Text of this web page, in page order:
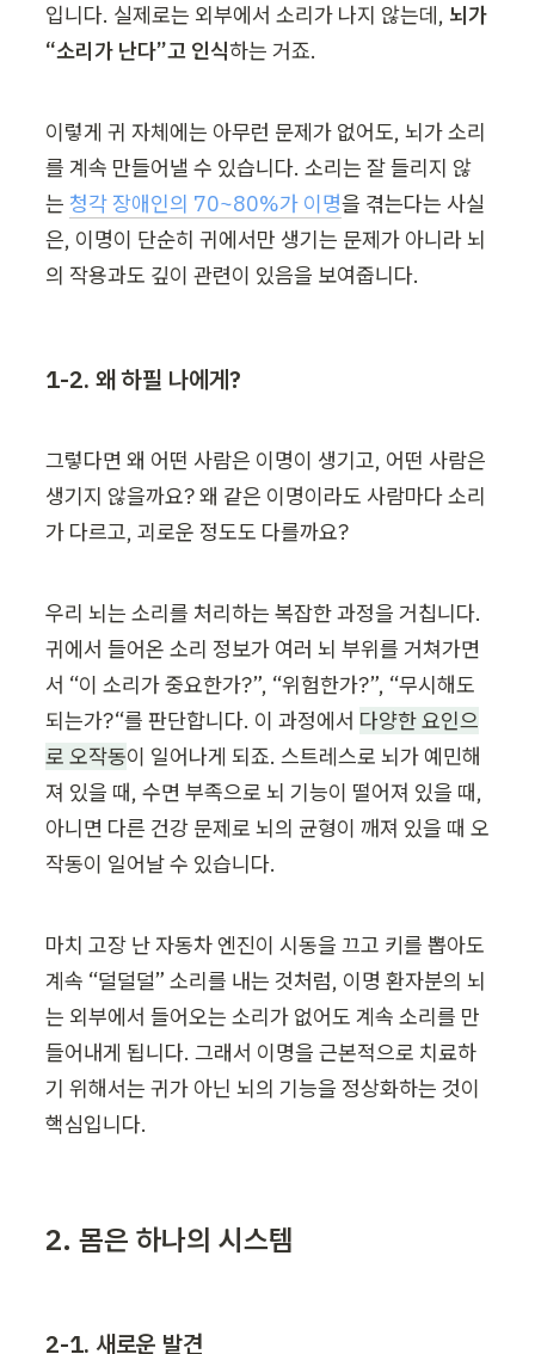
입니다. 실제로는 외부에서 소리가 나지 않는데, 뇌가
“소리가 난다”고 인식하는 거죠.
이렇게 귀 자체에는 아무런 문제가 없어도, 뇌가 소리
를 계속 만들어낼 수 있습니다. 소리는 잘 들리지 않
는 청각 장애인의 70~80%가 이명을 겪는다는 사실
은, 이명이 단순히 귀에서만 생기는 문제가 아니라 뇌
의 작용과도 깊이 관련이 있음을 보여줍니다.
1-2. 왜 하필 나에게?
그렇다면 왜 어떤 사람은 이명이 생기고, 어떤 사람은
생기지 않을까요? 왜 같은 이명이라도 사람마다 소리
가 다르고, 괴로운 정도도 다를까요?
우리 뇌는 소리를 처리하는 복잡한 과정을 거칩니다.
귀에서 들어온 소리 정보가 여러 뇌 부위를 거쳐가면
서 “이 소리가 중요한가?”, “위험한가?”, “무시해도
되는가?“를 판단합니다. 이 과정에서 다양한 요인으
로 오작동이 일어나게 되죠. 스트레스로 뇌가 예민해
져 있을 때, 수면 부족으로 뇌 기능이 떨어져 있을 때,
아니면 다른 건강 문제로 뇌의 균형이 깨져 있을 때 오
작동이 일어날 수 있습니다.
마치 고장 난 자동차 엔진이 시동을 끄고 키를 뽑아도
계속 “덜덜덜” 소리를 내는 것처럼, 이명 환자분의 뇌
는 외부에서 들어오는 소리가 없어도 계속 소리를 만
들어내게 됩니다. 그래서 이명을 근본적으로 치료하
기 위해서는 귀가 아닌 뇌의 기능을 정상화하는 것이
핵심입니다.
2. 몸은 하나의 시스템
2-1. 새로운 발견